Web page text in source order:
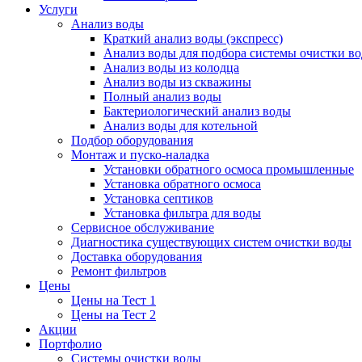
Услуги
Анализ воды
Краткий анализ воды (экспресс)
Анализ воды для подбора системы очистки
Анализ воды из колодца
Анализ воды из скважины
Полный анализ воды
Бактериологический анализ воды
Анализ воды для котельной
Подбор оборудования
Монтаж и пуско-наладка
Установки обратного осмоса промышленные
Установка обратного осмоса
Установка септиков
Установка фильтра для воды
Сервисное обслуживание
Диагностика существующих систем очистки воды
Доставка оборудования
Ремонт фильтров
Цены
Цены на Тест 1
Цены на Тест 2
Акции
Портфолио
Системы очистки воды